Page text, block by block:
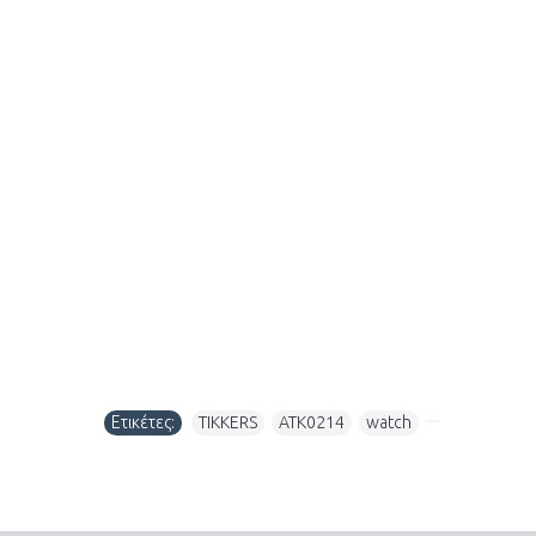
Ετικέτες: TIKKERS ATK0214 watch